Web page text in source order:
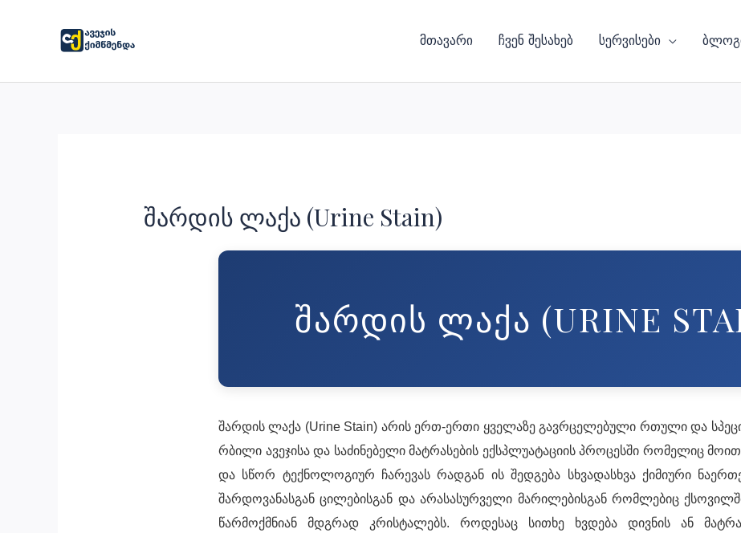
მთავარი ჩვენ შესახებ სერვისები
შარდის ლაქა (Urine Stain)
ᲨᲐᲠᲓᲘᲡ ᲚᲐᲥᲐ (URINE
შარდის ლაქა (Urine Stain) არის ერთ-ერთი ყველაზე გავრცელებული რთული და
რბილი ავეჯისა და საძინებელი მატრასების ექსპლუატაციის პროცესში რომელიც
და სწორ ტექნოლოგიურ ჩარევას რადგან ის შედგება სხვადასხვა ქიმიური
შარდოვანასგან ცილებისგან და არასასურველი მარილებისგან რომლებიც
წარმოქმნიან მდგრად კრისტალებს. როდესაც სითხე ხვდება დივნის ან